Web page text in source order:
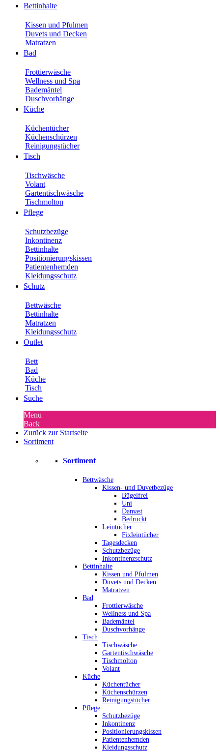
Bettinhalte
Kissen und Pfulmen
Duvets und Decken
Matratzen
Bad
Frottierwäsche
Wellness und Spa
Bademäntel
Duschvorhänge
Küche
Küchentücher
Küchenschürzen
Reinigungstücher
Tisch
Tischwäsche
Volant
Gartentischwäsche
Tischmolton
Pflege
Schutzbezüge
Inkontinenz
Bettinhalte
Positionierungskissen
Patientenhemden
Kleidungsschutz
Schutz
Bettwäsche
Bettinhalte
Matratzen
Kleidungsschutz
Outlet
Bett
Bad
Küche
Tisch
Suche
Menu
Back
Zurück zur Startseite
Sortiment
Sortiment
Bettwäsche
Kissen- und Duvetbezüge
Bügelfrei
Uni
Damast
Bedruckt
Leintücher
Fixleintücher
Tagesdecken
Schutzbezüge
Inkontinenzschutz
Bettinhalte
Kissen und Pfulmen
Duvets und Decken
Matratzen
Bad
Frottierwäsche
Wellness und Spa
Bademäntel
Duschvorhänge
Tisch
Tischwäsche
Gartentischwäsche
Tischmolton
Volant
Küche
Küchentücher
Küchenschürzen
Reinigungstücher
Pflege
Schutzbezüge
Inkontinenz
Positionierungskissen
Patientenhemden
Kleidungsschutz